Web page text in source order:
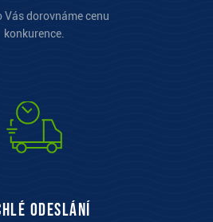
Vás dorovnáme cenu
konkurence.
odeslání